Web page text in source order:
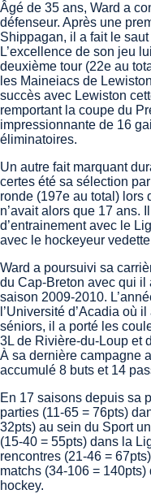
Âgé de 35 ans, Ward a
défenseur. Après une
Shippagan, il a fait le
L’excellence de son jeu
deuxième tour (22e au
les Maineiacs de
succès avec Lewiston
remportant la coupe du
impressionnante de 16
éliminatoires.
Un autre fait marquant
certes été sa sélection
ronde (197e au total) lors
n’avait alors que 17 ans.
d’entrainement avec le
avec le hockeyeur
Ward a poursuivi sa
du Cap-Breton avec qui
saison 2009-2010.
l’Université d’Acadia où
séniors, il a porté les
3L de Rivière-du-Loup et
À sa dernière campagne
accumulé 8 buts et 14
En 17 saisons depuis sa
parties (11-65 = 76pts)
32pts) au sein du Sport
(15-40 = 55pts) dans la
rencontres (21-46 =
matchs (34-106 =
hockey.